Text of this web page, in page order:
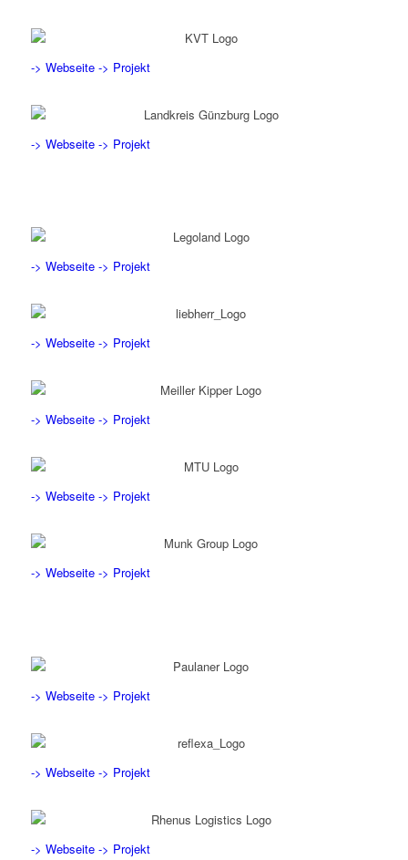
-> Webseite -> Projekt
-> Webseite -> Projekt
-> Webseite -> Projekt
-> Webseite -> Projekt
-> Webseite -> Projekt
-> Webseite -> Projekt
-> Webseite -> Projekt
-> Webseite -> Projekt
-> Webseite -> Projekt
-> Webseite -> Projekt